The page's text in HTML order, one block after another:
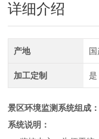
详细介绍
产地
加工定制 是
景区环境监测系统组成：
系统说明：